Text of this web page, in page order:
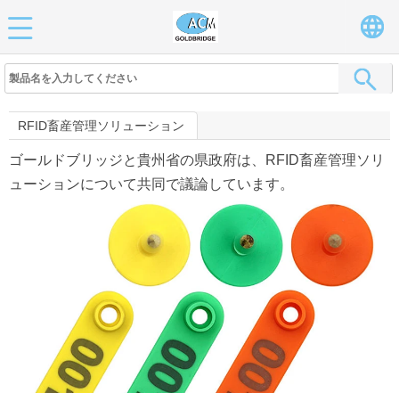
RFID畜産管理ソリューション
ゴールドブリッジと貴州省の県政府は、RFID畜産管理ソリ
ューションについて共同で議論しています。